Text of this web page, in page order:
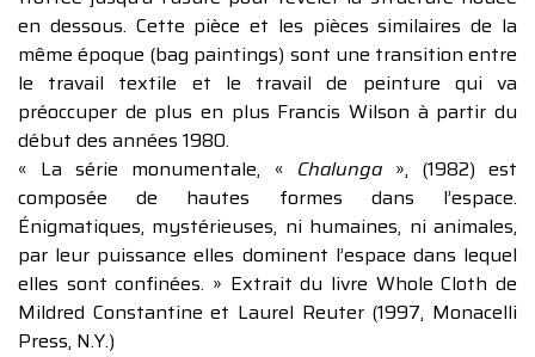
en dessous. Cette pièce et les pièces similaires de la
même époque (bag paintings) sont une transition entre
le travail textile et le travail de peinture qui va
préoccuper de plus en plus Francis Wilson à partir du
début des années 1980.
« La série monumentale, « Chalunga», (1982) est
composée de hautes formes dans l’espace.
Énigmatiques, mystérieuses, ni humaines, ni animales,
par leur puissance elles dominent l’espace dans lequel
elles sont confinées. » Extrait du livre Whole Cloth de
Mildred Constantine et Laurel Reuter (1997, Monacelli
Press, N.Y.)